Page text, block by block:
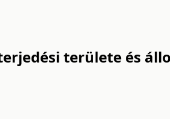
területe és